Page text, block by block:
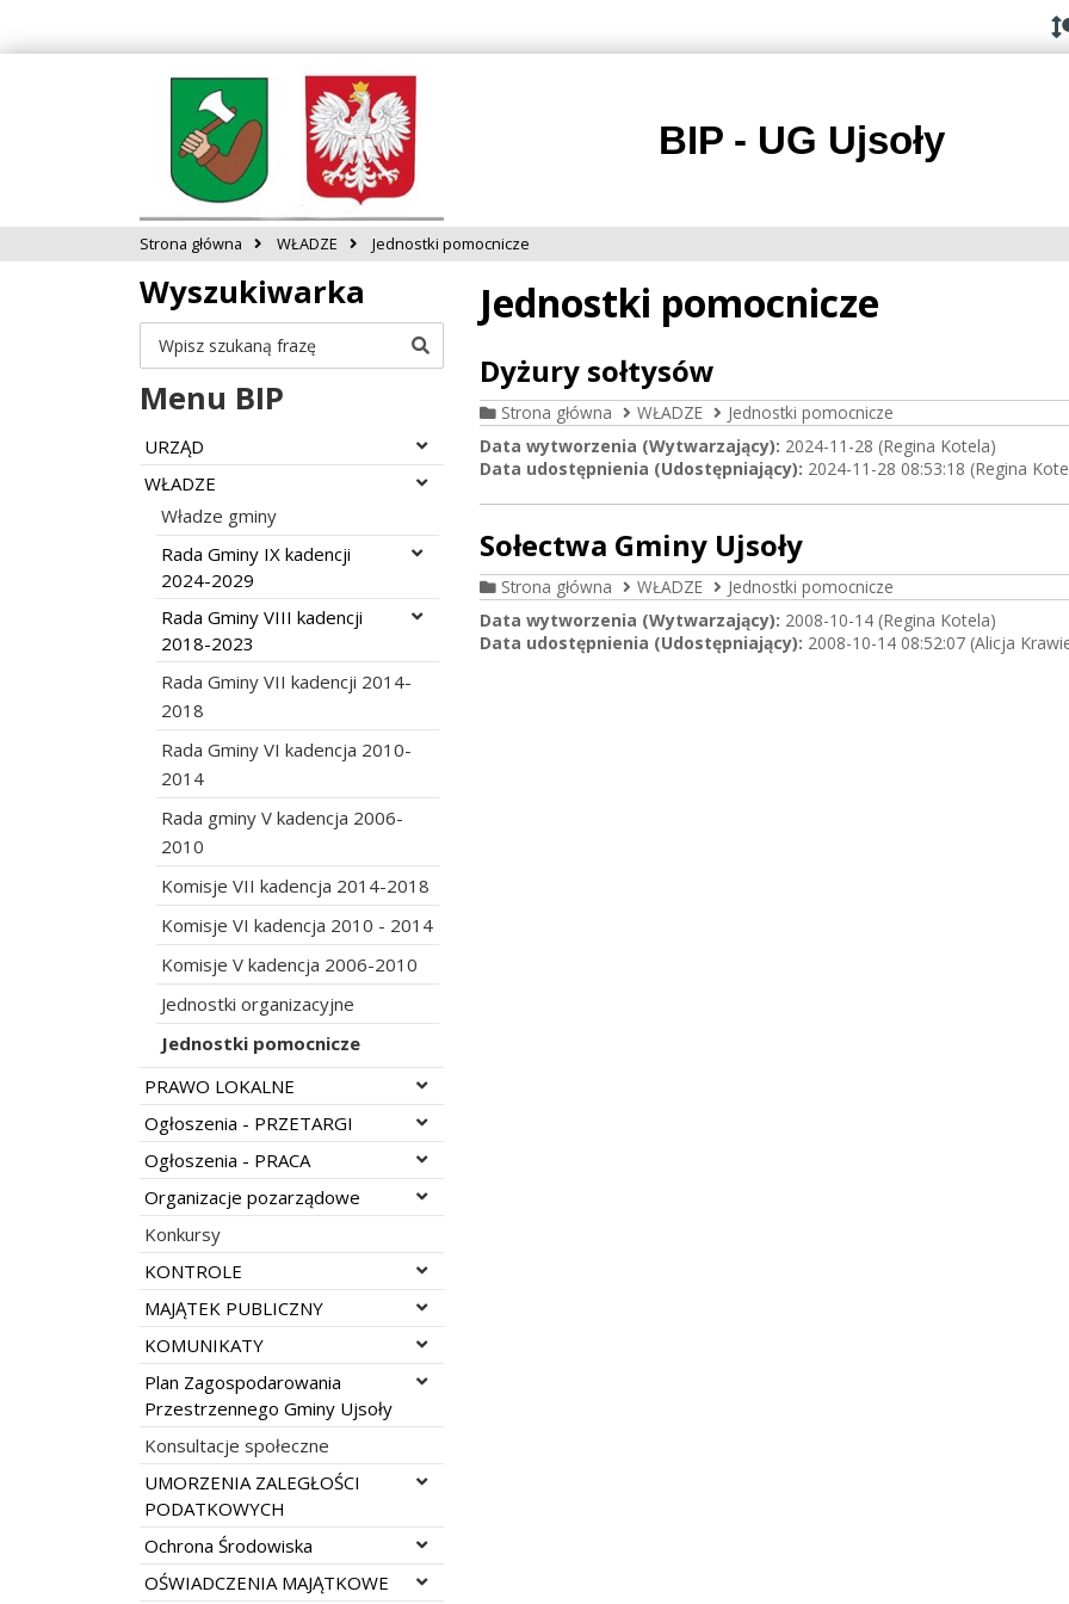
BIP - UG Ujsoły
Strona główna WŁADZE Jednostki pomocnicze
Wyszukiwarka
Szukaj
Menu BIP
Rozwiń menu
URZĄD
Rozwiń menu
WŁADZE
Władze gminy
Rozwiń menu
Rada Gminy IX kadencji
2024-2029
Rozwiń menu
Rada Gminy VIII kadencji
2018-2023
Rada Gminy VII kadencji 2014-
2018
Rada Gminy VI kadencja 2010-
2014
Rada gminy V kadencja 2006-
2010
Komisje VII kadencja 2014-2018
Komisje VI kadencja 2010 - 2014
Komisje V kadencja 2006-2010
Jednostki organizacyjne
Jednostki pomocnicze
Rozwiń menu
PRAWO LOKALNE
Rozwiń menu
Ogłoszenia - PRZETARGI
Rozwiń menu
Ogłoszenia - PRACA
Rozwiń menu
Organizacje pozarządowe
Konkursy
Rozwiń menu
KONTROLE
Rozwiń menu
MAJĄTEK PUBLICZNY
Rozwiń menu
KOMUNIKATY
Rozwiń menu
Plan Zagospodarowania
Przestrzennego Gminy Ujsoły
Konsultacje społeczne
Rozwiń menu
UMORZENIA ZALEGŁOŚCI
PODATKOWYCH
Rozwiń menu
Ochrona Środowiska
Rozwiń menu
OŚWIADCZENIA MAJĄTKOWE
Jednostki pomocnicze
Dyżury sołtysów
Strona główna WŁADZE
Jednostki pomocnicze
Data wytworzenia (Wytwarzający): 2024-11-28 (Regina Kotela)
Data udostępnienia (Udostępniający): 2024-11-28 08:53:18 (Regina
Sołectwa Gminy Ujsoły
Strona główna WŁADZE
Jednostki pomocnicze
Data wytworzenia (Wytwarzający): 2008-10-14 (Regina Kotela)
Data udostępnienia (Udostępniający): 2008-10-14 08:52:07 (Alicja